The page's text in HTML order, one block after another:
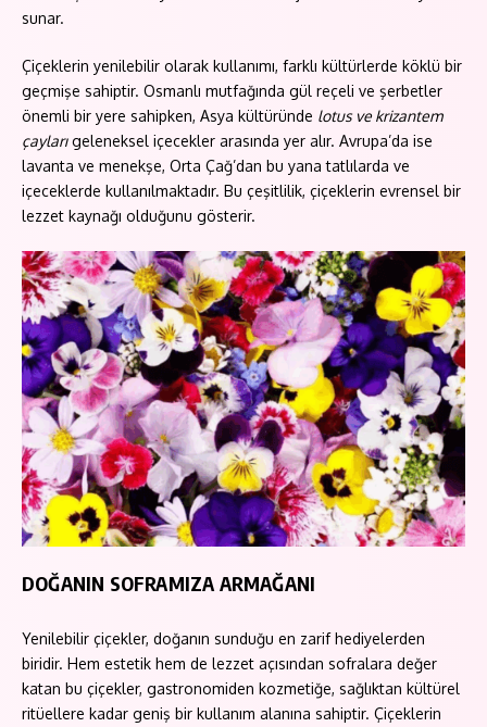
sunar.
Çiçeklerin yenilebilir olarak kullanımı, farklı kültürlerde köklü bir
geçmişe sahiptir. Osmanlı mutfağında gül reçeli ve şerbetler
önemli bir yere sahipken, Asya kültüründe lotus ve krizantem
çaylarıgeleneksel içecekler arasında yer alır. Avrupa’da ise
lavanta ve menekşe, Orta Çağ’dan bu yana tatlılarda ve
içeceklerde kullanılmaktadır. Bu çeşitlilik, çiçeklerin evrensel bir
lezzet kaynağı olduğunu gösterir.
DOĞANIN SOFRAMIZA ARMAĞANI
Yenilebilir çiçekler, doğanın sunduğu en zarif hediyelerden
biridir. Hem estetik hem de lezzet açısından sofralara değer
katan bu çiçekler, gastronomiden kozmetiğe, sağlıktan kültürel
ritüellere kadar geniş bir kullanım alanına sahiptir. Çiçeklerin